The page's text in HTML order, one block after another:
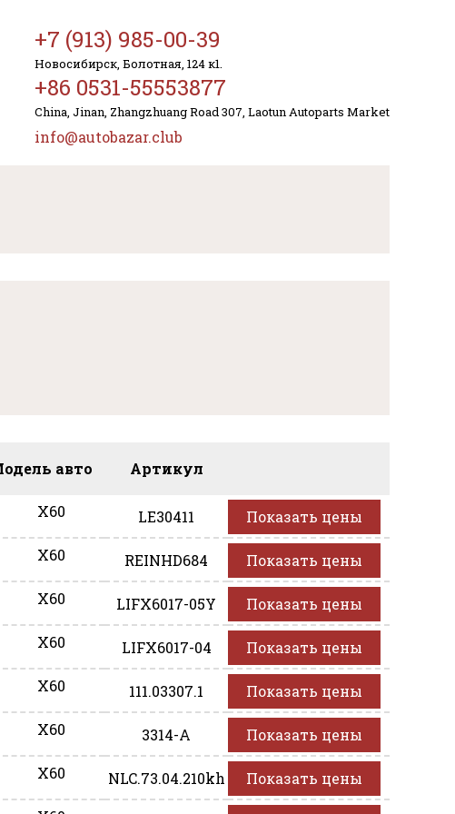
+7 (913) 985-00-39
Новосибирск, Болотная, 124 к1.
+86 0531-55553877
China, Jinan, Zhangzhuang Road 307, Laotun Autoparts Market
info@autobazar.club
авто Артикул
X60 LE30411 Показать цены
X60 REINHD684 Показать цены
X60 LIFX6017-05Y Показать цены
X60 LIFX6017-04 Показать цены
X60 111.03307.1 Показать цены
X60 3314-A Показать цены
X60 NLC.73.04.210kh Показать цены